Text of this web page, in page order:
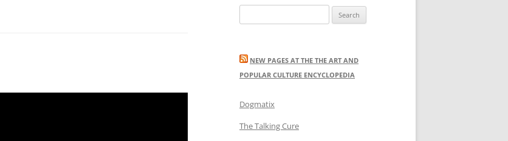
for:
NEW PAGES AT THE THE ART AND
POPULAR CULTURE ENCYCLOPEDIA
Dogmatix
The Talking Cure